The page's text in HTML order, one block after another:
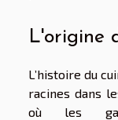
L'origine
L’histoire du
racines dans
où les